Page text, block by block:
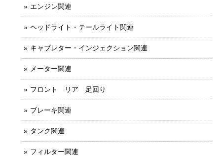
エンジン関連
ヘッドライト・テールライト関連
キャブレター・インジェクション関連
メーター関連
フロント リア 足回り
ブレーキ関連
タンク関連
フィルター関連